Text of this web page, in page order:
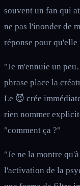
souvent un fan qui
ne pas l'inonder de
réponse pour
"Je m'ennuie un
phrase place la
Le 😈 crée
rien nommer
"comment ça ?"
"Je ne la montre
l'activation de la